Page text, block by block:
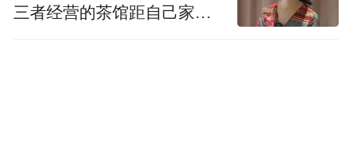
三者经营的茶馆距自己家步